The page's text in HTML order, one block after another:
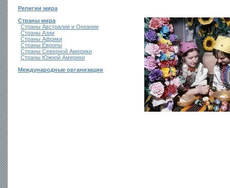
Религии мира
Страны мира
Страны Австралии и Океании
Страны Азии
Страны Африки
Страны Европы
Страны Северной Америки
Страны Южной Америки
Международные организации